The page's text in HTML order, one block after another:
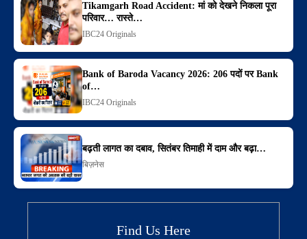
Tikamgarh Road Accident: मां को देखने निकला पूरा
परिवार… रास्ते…
IBC24 Originals
Bank of Baroda Vacancy 2026: 206 पदों पर Bank
of…
IBC24 Originals
बढ़ती लागत का दबाव, सितंबर तिमाही में दाम और बढ़ा…
बिज़नेस
Find Us Here